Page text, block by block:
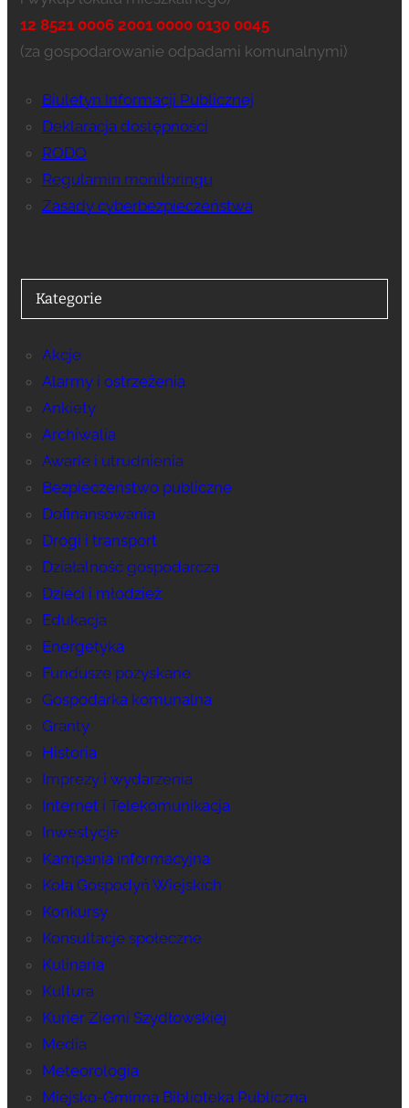
12 8521 0006 2001 0000 0130 0045
(za gospodarowanie odpadami komunalnymi)
Biuletyn Informacji Publicznej
Deklaracja dostępności
RODO
Regulamin monitoringu
Zasady cyberbezpieczeństwa
Kategorie
Akcje
Alarmy i ostrzeżenia
Ankiety
Archiwalia
Awarie i utrudnienia
Bezpieczeństwo publiczne
Dofinansowania
Drogi i transport
Działalność gospodarcza
Dzieci i młodzież
Edukacja
Energetyka
Fundusze pozyskane
Gospodarka komunalna
Granty
Historia
Imprezy i wydarzenia
Internet i Telekomunikacja
Inwestycje
Kampania informacyjna
Koła Gospodyń Wiejskich
Konkursy
Konsultacje społeczne
Kulinaria
Kultura
Kurier Ziemi Szydłowskiej
Media
Meteorologia
Miejsko-Gminna Biblioteka Publiczna